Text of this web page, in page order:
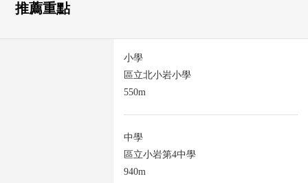
推薦重點
小學
區立北小岩小學
550m
中學
區立小岩第4中學
940m